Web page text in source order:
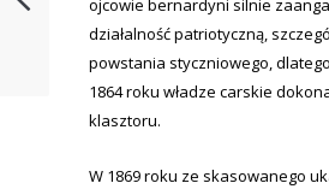
ojcowie bernardyni silnie
działalność patriotyczną,
powstania styczniowego,
1864 roku władze carskie
klasztoru.
W 1869 roku ze skasowanego